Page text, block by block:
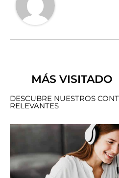
MÁS VISITADO
DESCUBRE NUESTROS
RELEVANTES